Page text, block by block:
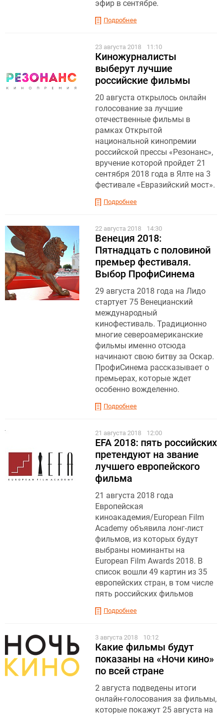
эфир в сентябре.
Подробнее
23 августа 2018 11:10
Киножурналисты
выберут лучшие
российские фильмы
20 августа открылось онлайн
голосование за лучшие
отечественные фильмы в
рамках Открытой
национальной кинопремии
российской прессы «Резонанс»,
вручение которой пройдет 21
сентября 2018 года в Ялте на 3
фестивале «Евразийский мост».
Подробнее
22 августа 2018 14:30
Венеция 2018:
Пятнадцать с половиной
премьер фестиваля.
Выбор ПрофиСинема
29 августа 2018 года на Лидо
стартует 75 Венецианский
международный
кинофестиваль. Традиционно
многие североамериканские
фильмы именно отсюда
начинают свою битву за Оскар.
ПрофиСинема рассказывает о
премьерах, которые ждет
особенно вожделенно.
Подробнее
21 августа 2018 12:00
EFA 2018: пять российских
претендуют на звание
лучшего европейского
фильма
21 августа 2018 года
Европейская
киноакадемия/European Film
Academy объявила лонг-лист
фильмов, из которых будут
выбраны номинанты на
European Film Awards 2018. В
список вошли 49 картин из 35
европейских стран, в том числе
пять российских фильмов
Подробнее
3 августа 2018 10:12
Какие фильмы будут
показаны на «Ночи кино»
по всей стране
2 августа подведены итоги
онлайн-голосования за фильмы,
которые покажут 25 августа на